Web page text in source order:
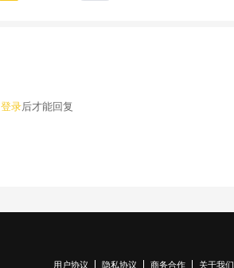
登录后才能回复
用户协议 隐私协议 商务合作 关于我们